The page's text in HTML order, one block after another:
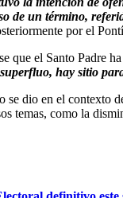
de un término,
por el
que el Santo Padre
hay sitio
dio en el contexto
temas, como la